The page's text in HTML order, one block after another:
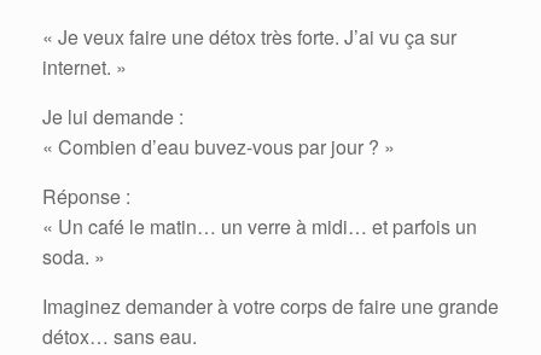
« Je veux faire une détox très forte. J’ai vu ça sur
internet. »
Je lui demande :
« Combien d’eau buvez-vous par jour ? »
Réponse :
« Un café le matin… un verre à midi… et parfois un
soda. »
Imaginez demander à votre corps de faire une grande
détox… sans eau.